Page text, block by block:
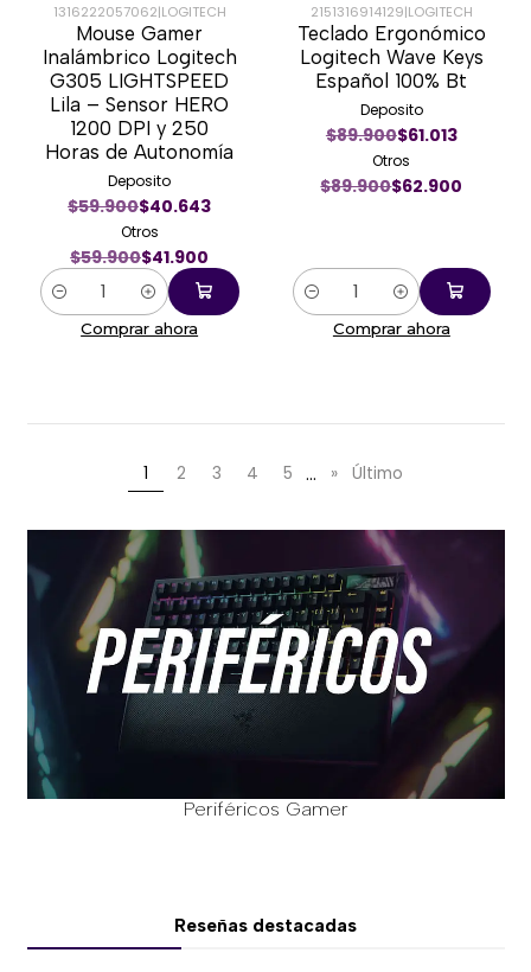
-30%
1316222057062|LOGITECH
Mouse Gamer
Inalámbrico Logitech
G305 LIGHTSPEED
Lila – Sensor HERO
1200 DPI y 250
Horas de Autonomía
Deposito
$59.900$40.643
Otros
$59.900$41.900
Cantidad
Comprar ahora
-30%
2151316914129|LOGITECH
Teclado Ergonómico
Logitech Wave Keys
Español 100% Bt
Deposito
$89.900$61.013
Otros
$89.900$62.900
Cantidad
Comprar ahora
1 2 3 4 5 ... » Último
Periféricos Gamer
Reseñas destacadas